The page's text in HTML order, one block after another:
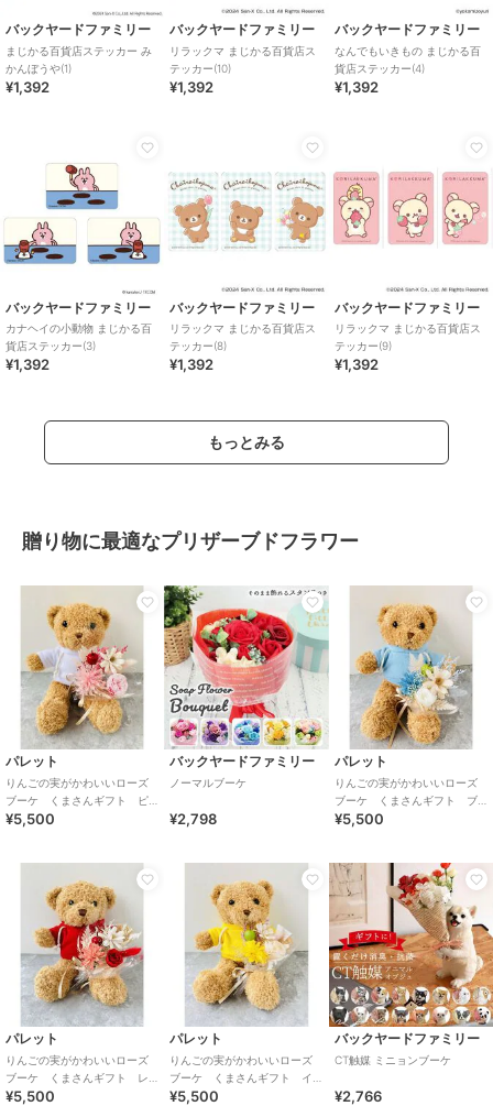
バックヤードファミリー
まじかる百貨店ステッカー み
かんぼうや(1)
¥1,392
バックヤードファミリー
リラックマ まじかる百貨店ス
テッカー(10)
¥1,392
バックヤードファミリー
なんでもいきもの まじかる百
貨店ステッカー(4)
¥1,392
バックヤードファミリー
カナヘイの小動物 まじかる百
貨店ステッカー(3)
¥1,392
バックヤードファミリー
リラックマ まじかる百貨店ス
テッカー(8)
¥1,392
バックヤードファミリー
リラックマ まじかる百貨店ス
テッカー(9)
¥1,392
もっとみる
贈り物に最適なプリザーブドフラワー
パレット
りんごの実がかわいいローズ
ブーケ くまさんギフト ピ
ンクブーケ
¥5,500
バックヤードファミリー
ノーマルブーケ
¥2,798
パレット
りんごの実がかわいいローズ
ブーケ くまさんギフト ブ
ルーブーケ
¥5,500
パレット
りんごの実がかわいいローズ
ブーケ くまさんギフト レ
ッドブーケ
¥5,500
パレット
りんごの実がかわいいローズ
ブーケ くまさんギフト イ
エローブーケ
¥5,500
バックヤードファミリー
CT触媒 ミニョンブーケ
¥2,766